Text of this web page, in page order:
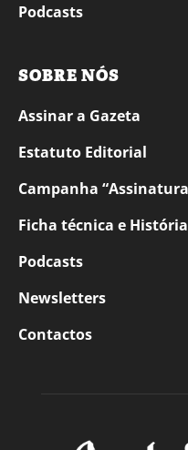
Podcasts
SOBRE NÓS
Assinar a Gazeta
Estatuto Editorial
Campanha
Ficha técnica e História
Podcasts
Newsletters
Contactos